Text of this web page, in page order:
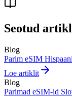
Seotud
Blog
Parim eSIM
Loe artiklit
Blog
Parimad eSIM-id